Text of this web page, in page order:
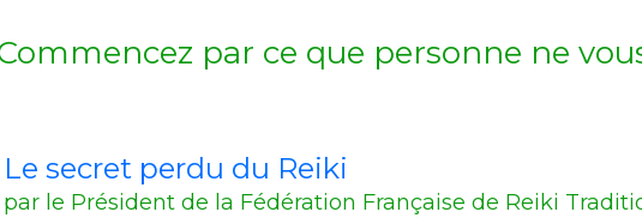
par ce que personne ne
Le secret perdu du Reiki
par le Président de la Fédération Française de Reiki